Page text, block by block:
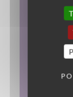
VOIR
&